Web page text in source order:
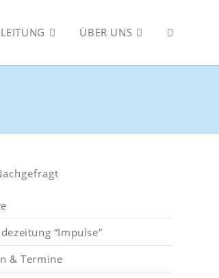
ÜBER UNS WEBSITE-
“Impulse”
& Termine